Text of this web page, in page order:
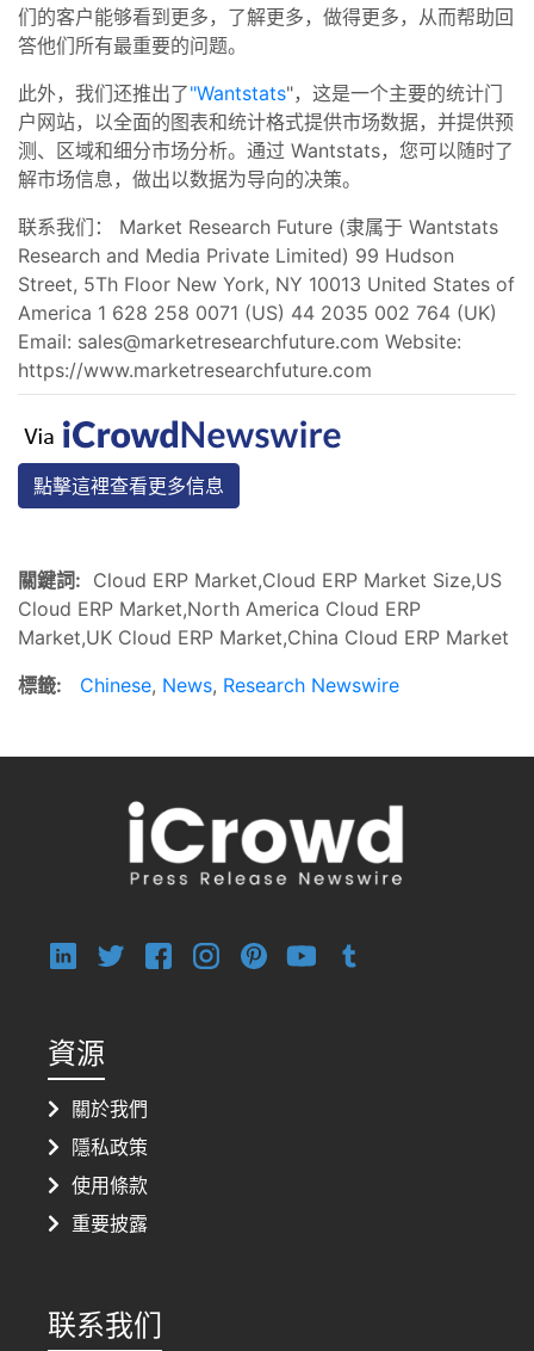
们的客户能够看到更多，了解更多，做得更多，从而帮助回
答他们所有最重要的问题。
此外，我们还推出了"Wantstats"，这是一个主要的统计门
户网站，以全面的图表和统计格式提供市场数据，并提供预
测、区域和细分市场分析。通过 Wantstats，您可以随时了
解市场信息，做出以数据为导向的决策。
联系我们： Market Research Future (隶属于 Wantstats
Research and Media Private Limited) 99 Hudson
Street, 5Th Floor New York, NY 10013 United States of
America 1 628 258 0071 (US) 44 2035 002 764 (UK)
Email: sales@marketresearchfuture.com Website:
https://www.marketresearchfuture.com
點擊這裡查看更多信息
關鍵詞: Cloud ERP Market,Cloud ERP Market Size,US
Cloud ERP Market,North America Cloud ERP
Market,UK Cloud ERP Market,China Cloud ERP Market
標籤:
Chinese, News, Research Newswire
資源
關於我們
隱私政策
使用條款
重要披露
联系我们